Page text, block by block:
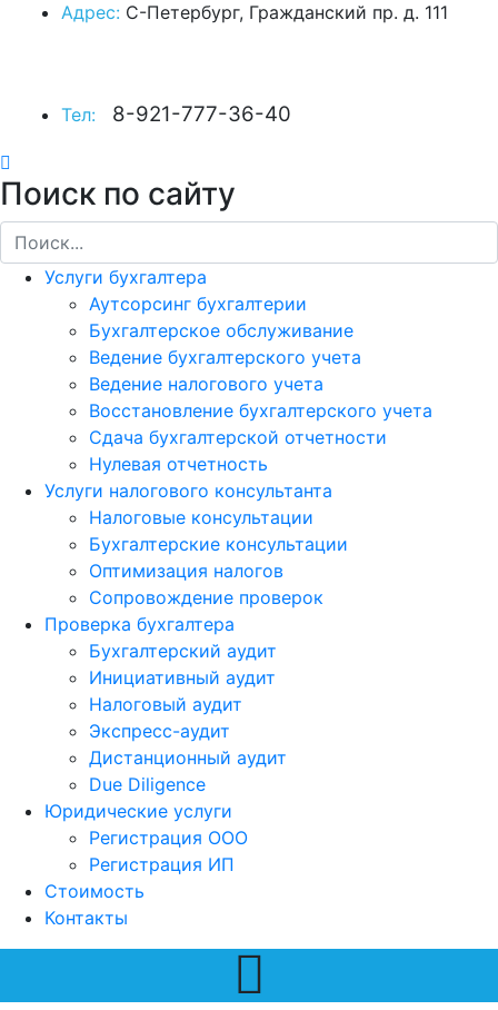
Адрес: С-Петербург, Гражданский пр. д. 111
Тел: 8-921-777-36-40
Поиск по сайту
Услуги бухгалтера
Аутсорсинг бухгалтерии
Бухгалтерское обслуживание
Ведение бухгалтерского учета
Ведение налогового учета
Восстановление бухгалтерского учета
Сдача бухгалтерской отчетности
Нулевая отчетность
Услуги налогового консультанта
Налоговые консультации
Бухгалтерские консультации
Оптимизация налогов
Сопровождение проверок
Проверка бухгалтера
Бухгалтерский аудит
Инициативный аудит
Налоговый аудит
Экспресс-аудит
Дистанционный аудит
Due Diligence
Юридические услуги
Регистрация ООО
Регистрация ИП
Стоимость
Контакты